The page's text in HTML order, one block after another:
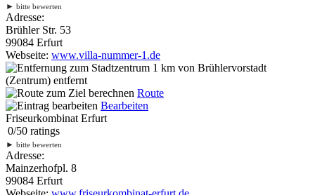
► bitte bewerten
Adresse:
Brühler Str. 53
99084 Erfurt
Webseite: www.villa-nummer-1.de
1 km von Brühlervorstadt
(Zentrum) entfernt
Route
Bearbeiten
Friseurkombinat Erfurt
0/50 ratings
► bitte bewerten
Adresse:
Mainzerhofpl. 8
99084 Erfurt